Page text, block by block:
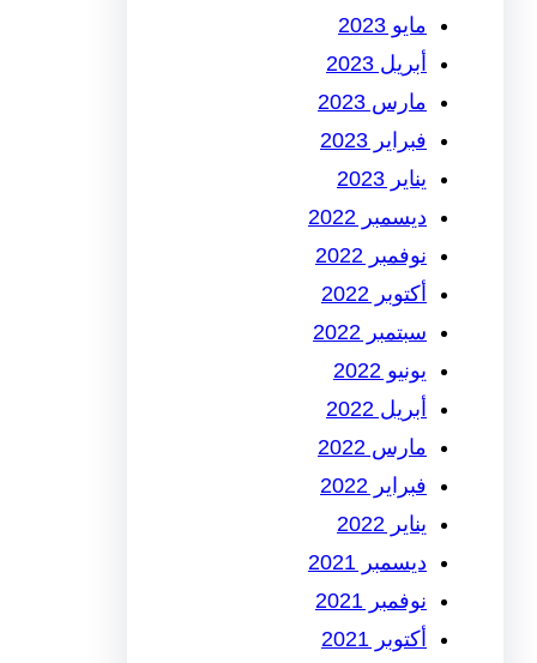
مايو 2023
أبريل 2023
مارس 2023
فبراير 2023
يناير 2023
ديسمبر 2022
نوفمبر 2022
أكتوبر 2022
سبتمبر 2022
يونيو 2022
أبريل 2022
مارس 2022
فبراير 2022
يناير 2022
ديسمبر 2021
نوفمبر 2021
أكتوبر 2021